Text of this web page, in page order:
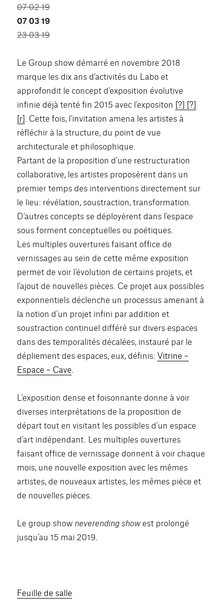
07 02 19
07 03 19
23 03 19
Le Group show démarré en novembre 2018
marque les dix ans d’activités du Labo et
approfondit le concept d’exposition évolutive
infinie déjà tenté fin 2015 avec l’expositon [?] [?]
[r] . Cette fois, l’invitation amena les artistes à
réfléchir à la structure, du point de vue
architecturale et philosophique.
Partant de la proposition d’une restructuration
collaborative, les artistes proposèrent dans un
premier temps des interventions directement sur
le lieu: révélation, soustraction, transformation.
D’autres concepts se déployèrent dans l’espace
sous forment conceptuelles ou poétiques.
Les multiples ouvertures faisant office de
vernissages au sein de cette même exposition
permet de voir l’évolution de certains projets, et
l’ajout de nouvelles pièces. Ce projet aux possibles
exponnentiels déclenche un processus amenant à
la notion d’un projet infini par addition et
soustraction continuel différé sur divers espaces
dans des temporalités décalées, instauré par le
dépliement des espaces, eux, définis:Vitrine –
Espace – Cave
L’exposition dense et foisonnante donne à voir
diverses interprétations de la proposition de
départ tout en visitant les possibles d’un espace
d’art indépendant. Les multiples ouvertures
faisant office de vernissage donnent à voir chaque
mois, une nouvelle exposition avec les mêmes
artistes, de nouveaux artistes, les mêmes pièce et
de nouvelles pièces.
Le group show neverending showest prolongé
jusqu’au 15 mai 2019.
Feuille de salle